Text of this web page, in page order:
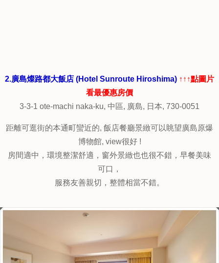
2.廣島燦路都大飯店 (Hotel Sunroute Hiroshima)
↑↑↑點圖片
看最優惠房價
3-3-1 ote-machi naka-ku, 中區, 廣島, 日本, 730-0051